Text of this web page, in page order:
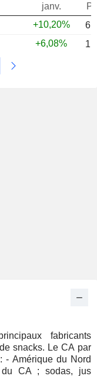
janv.
+10,20%
+6,08%
fabricants
snacks. Le CA par
du CA ; sodas, jus